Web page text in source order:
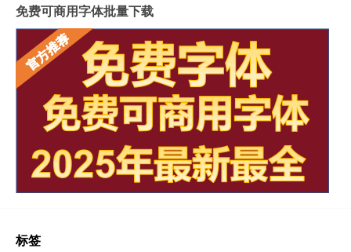
免费可商用字体批量下载
标签